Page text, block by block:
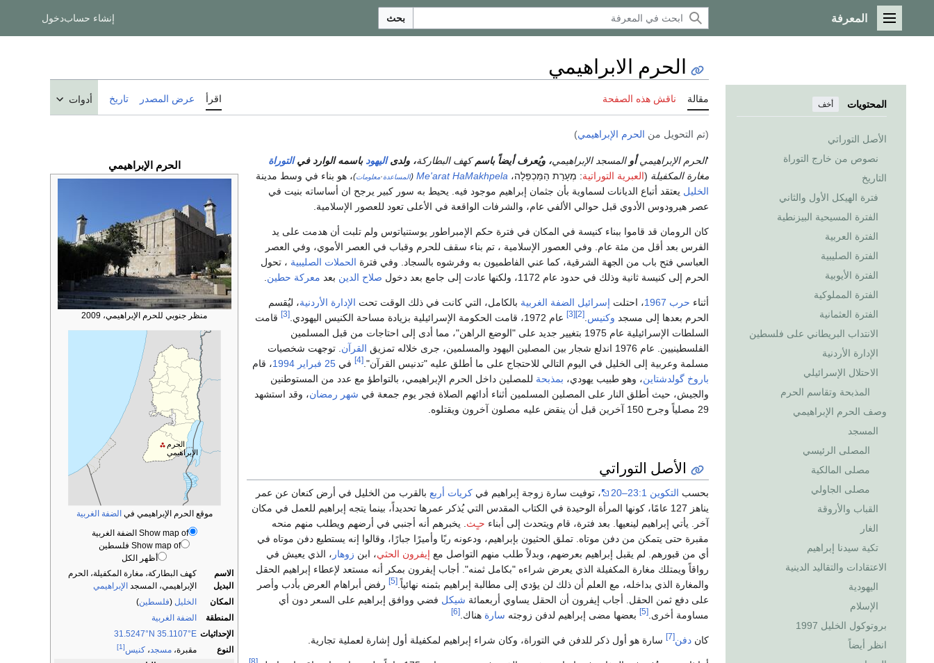
القائمة الرئيسية
المعرفة بحث إنشاء حسابدخول
المحتويات أخف
الأصل التوراتي
نصوص من خارج التوراة
التاريخ
فترة الهيكل الأول والثاني
الفترة المسيحية البيزنطية
الفترة العربية
الفترة الصليبية
الفترة الأيوبية
الفترة المملوكية
الفترة العثمانية
الانتداب البريطاني على فلسطين
الإدارة الأردنية
الاحتلال الإسرائيلي
المذبحة وتقاسم الحرم
وصف الحرم الإبراهيمي
المسجد
المصلى الرئيسي
مصلى المالكية
مصلى الجاولي
القباب والأروقة
الغار
تكية سيدنا إبراهيم
الاعتقادات والتقاليد الدينية
اليهودية
الإسلام
بروتوكول الخليل 1997
انظر أيضاً
الحرم الابراهيمي
مقالة ناقش هذه الصفحة اقرأ عرض المصدر تاريخ أدوات
(تم التحويل من الحرم الإبراهيمي)
الحرم الإبراهيمي
منظر جنوبي للحرم الإبراهيمي، 2009
الحرم
الإبراهيمي
موقع الحرم الإبراهيمي في الضفة الغربية
Show map of الضفة الغربية
Show map of فلسطين
أظهر الكل
الاسم
البديل
كهف البطاركة، مغارة المكفيلة، الحرم
الإبراهيمي، المسجد الإبراهيمي
المكان
الخليل (فلسطين)
المنطقة
الضفة الغربية
الإحداثيات 31.5247°N 35.1107°E
النوع
مقبرة، مسجد، كنيس[1]
'الحرم الإبراهيميأوالمسجد الإبراهيمي، ويُعرف أيضاً باسمكهف البطاركة، ولدىاليهود باسمه الوارد فيالتوراة
مغارة المكفيلة (العبرية التوراتية: מְעָרַת הַמַּכְפֵּלָה، Me'arat HaMakhpela
(المساعدة·معلومات)، هو بناء في وسط مدينة
الخليل يعتقد أتباع الديانات لسماوية بأن جثمان إبراهيم موجود فيه. يحيط به سور كبير يرجح ان أساساته بنيت في
عصر هيرودوس الأدوي قبل حوالي الألفي عام، والشرفات الواقعة في الأعلى تعود للعصور الإسلامية.
كان الرومان قد قاموا ببناء كنيسة في المكان في فترة حكم الإمبراطور يوستنياتوس ولم تلبت أن هدمت على يد
الفرس بعد أقل من مئة عام. وفي العصور الإسلامية ، تم بناء سقف للحرم وقباب في العصر الأموي، وفي العصر
العباسي فتح باب من الجهة الشرقية، كما عني الفاطميون به وفرشوه بالسجاد. وفي فترة الحملات الصليبية ، تحول
الحرم إلى كنيسة ثانية وذلك في حدود عام 1172، ولكنها عادت إلى جامع بعد دخول
صلاح الدين بعد معركة حطين
أثناء حرب 1967 ، احتلت إسرائيل الضفة الغربية بالكامل، التي كانت في ذلك الوقت تحت الإدارة الأردنية، ليُقسم
الحرم بعدها إلى مسجد وكنيس [2]
[3] عام 1972، قامت الحكومة الإسرائيلية بزيادة مساحة الكنيس اليهودي. [3]
قامت
السلطات الإسرائيلية عام 1975 بتغيير جديد على "الوضع الراهن"، مما أدى إلى احتاجات من قبل المسلمين
الفلسطينيين. عام 1976 اندلع شجار بين المصلين اليهود والمسلمين، جرى خلاله تمزيق
القرآن . توجهت شخصيات
مسلمة وعربية إلى الخليل في اليوم التالي للاحتجاج على ما أطلق عليه "تدنيس القرآن". [4] في 25 فبراير 1994، قام
باروخ گولدشتاين، وهو طبيب يهودي، بمذبحة للمصلين داخل الحرم الإبراهيمي، بالتواطؤ مع عدد من المستوطنين
والجيش، حيث أطلق النار على المصلين المسلمين أثناء أدائهم الصلاة فجر يوم جمعة في شهر رمضان، وقد استشهد
29 مصلياً وجرح 150 آخرين قبل أن ينقض عليه مصلون آخرون ويقتلوه.
الأصل التوراتي
بحسب التكوين 23:1–20 ، توفيت سارة زوجة إبراهيم في كريات أربع بالقرب من الخليل في أرض كنعان عن عمر
يناهز 127 عامًا، كونها المرأة الوحيدة في الكتاب المقدس التي يُذكر عمرها تحديداً، بينما يتجه إبراهيم للعمل في مكان
آخر. يأتي إبراهيم لينعيها. بعد فترة، قام ويتحدث إلى أبناء حـٍث. يخبرهم أنه أجنبي في أرضهم ويطلب منهم منحه
مقبرة حتى يتمكن من دفن موتاه. تملق الحثيون بإبراهيم، ودعونه ربًا وأميرًا جبارًا، وقالوا إنه يستطيع دفن موتاه في
أي من قبورهم. لم يقبل إبراهيم بعرضهم، وبدلاً طلب منهم التواصل مع إيفرون الحثي، ابن زوهار ، الذي يعيش في
رواقاً ويمتلك مغارة المكفيلة الذي يعرض شراءه "بكامل ثمنه". أجاب إيفرون بمكر أنه مستعد لإعطاء إبراهيم الحقل
والمغارة الذي بداخله، مع العلم أن ذلك لن يؤدي إلى مطالبة إبراهيم بثمنه نهائياً.[5]
رفض أبراهام العرض بأدب وأصر
على دفع ثمن الحقل. أجاب إيفرون أن الحقل يساوي أربعمائة شيكل فضي ووافق إبراهيم على السعر دون أي
مساومة أخرى.[5] بعضها مضى إبراهيم لدفن زوجته سارة هناك.[6]
كان دفن[7] سارة هو أول ذكر للدفن في التوراة، وكان شراء إبراهيم لمكفيلة أول إشارة لعملية تجارية.